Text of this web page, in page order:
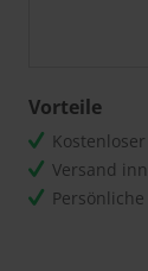
Vorteile
Versand